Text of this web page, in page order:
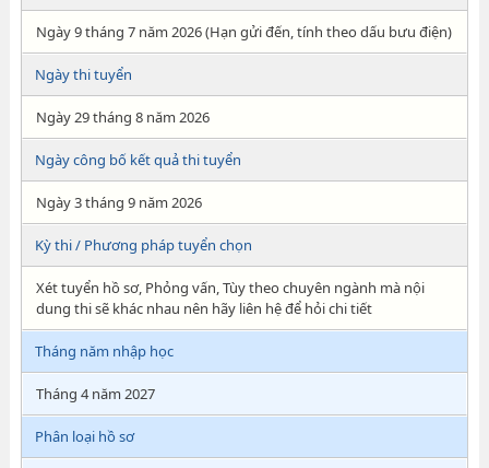
Ngày 9 tháng 7 năm 2026 (Hạn gửi đến, tính theo dấu bưu điện)
Ngày thi tuyển
Ngày 29 tháng 8 năm 2026
Ngày công bố kết quả thi tuyển
Ngày 3 tháng 9 năm 2026
Kỳ thi / Phương pháp tuyển chọn
Xét tuyển hồ sơ, Phỏng vấn, Tùy theo chuyên ngành mà nội
dung thi sẽ khác nhau nên hãy liên hệ để hỏi chi tiết
Tháng năm nhập học
Tháng 4 năm 2027
Phân loại hồ sơ